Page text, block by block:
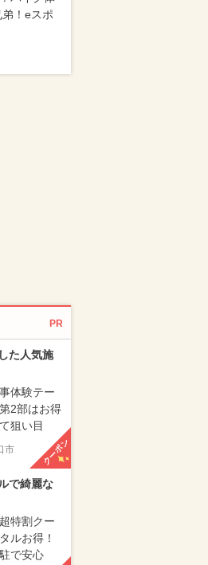
！eスポ
PR
た人気施
体験テー
2部はお得
狙い目
市 クーポン
で綺麗な
特割クー
ルお得！
で安心